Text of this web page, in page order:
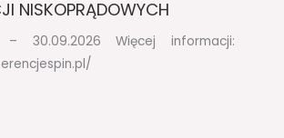
NISKOPRĄDOWYCH​
– 30.09.2026​ Więcej informacji: